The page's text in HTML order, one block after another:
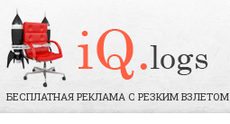
БЕСПЛАТНАЯ РЕКЛАМА С РЕЗКИМ ВЗЛЕТОМ